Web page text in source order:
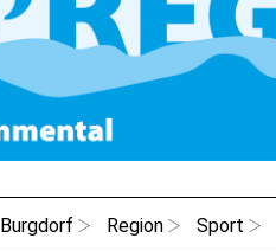
Burgdorf Region Sport